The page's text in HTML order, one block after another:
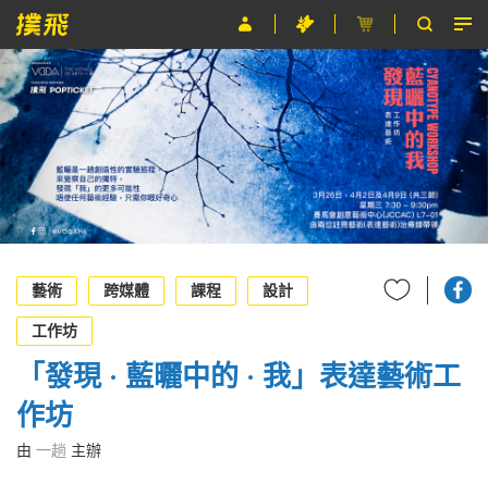
節目
主辦單位
關於撲飛
條款及細則
EN
藝術
跨媒體 課程 設計
工作坊
「發現 · 藍曬中的 · 我」表達藝術工
作坊
由 一趟 主辦